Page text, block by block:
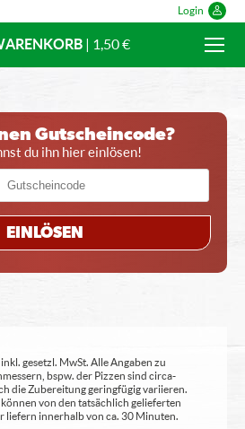
Login
| 1,50 €
Gutscheincode?
du ihn hier einlösen!
EINLÖSEN
gesetzl. MwSt. Alle Angaben zu
bspw. der Pizzen sind circa-
die Zubereitung geringfügig variieren.
von den tatsächlich gelieferten
liefern innerhalb von ca. 30 Minuten.